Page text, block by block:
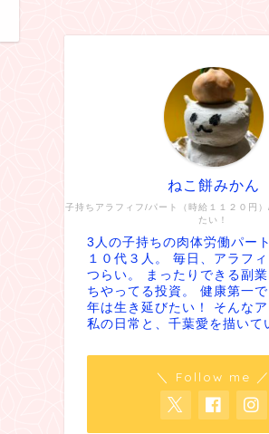
子持ちアラフィフ/パート（時給１１２０円
たい！
ねこ餅みかん
3人の子持ちの肉体労働パー
１０代３人。 毎日、アラフ
つらい。 まったりできる副
ちやってる投資。 健康第一で
年は生き延びたい！ そんな
私の日常と、千葉愛を描いて
＼ Follow me ／